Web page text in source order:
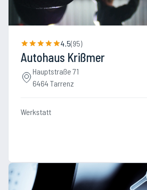
4.5(95)
Autohaus Krißmer
Hauptstraße 71
6464 Tarrenz
Werkstatt